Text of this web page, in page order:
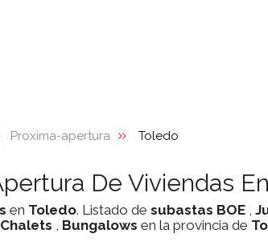
Proxima-apertura Toledo
De Viviendas
en Toledo. Listado de subastas BOE ,
Chalets , Bungalows en la provincia de